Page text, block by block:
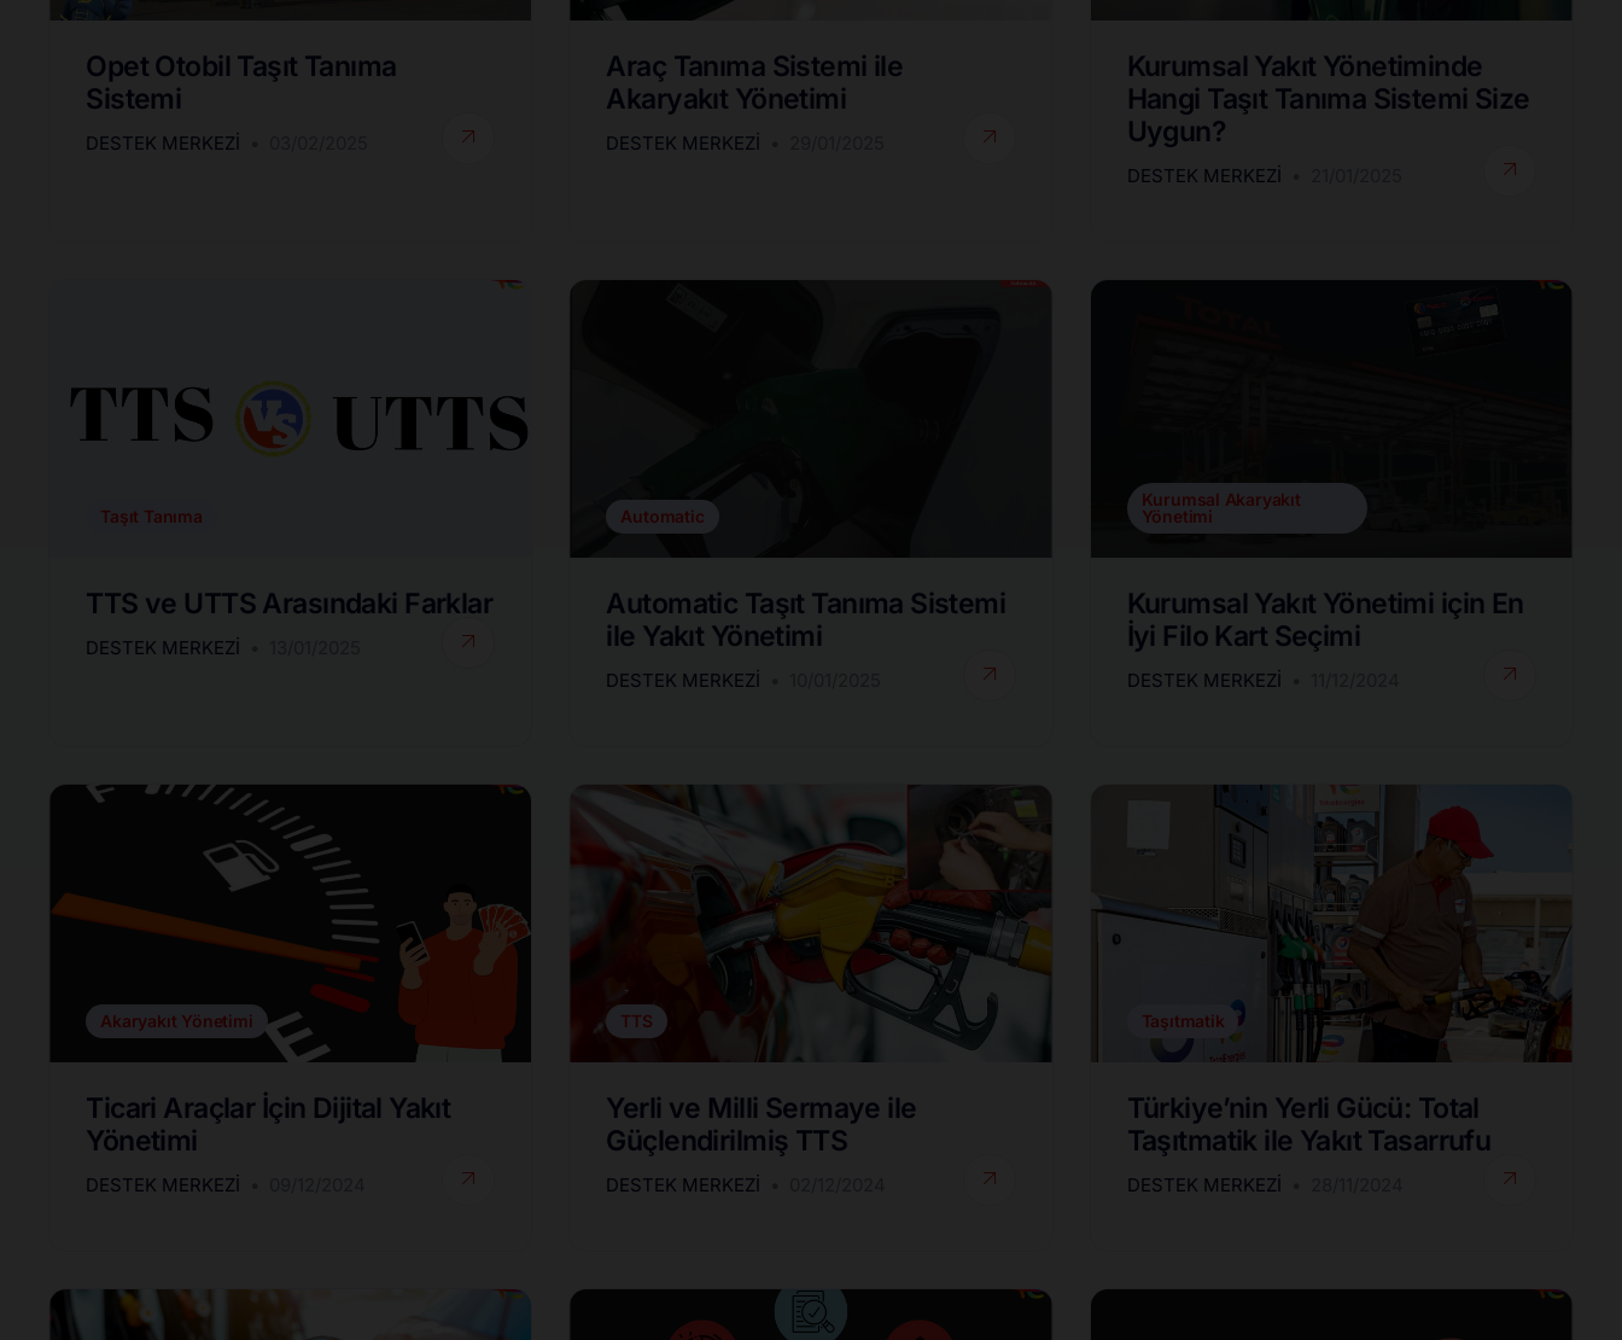
Opet Otobil Taşıt Tanıma
Sistemi
DESTEK MERKEZI
Araç Tanıma Sistemi ile
Akaryakıt Yönetimi
DESTEK MERKEZI
Kurumsal Yakıt Yönetiminde
Hangi Taşıt Tanıma Sistemi Size
Uygun?
DESTEK MERKEZI
Taşıt Tanıma
TTS ve UTTS Arasındaki Farklar
DESTEK MERKEZI
Automatic
Automatic Taşıt Tanıma Sistemi
ile Yakıt Yönetimi
DESTEK MERKEZI
Kurumsal Akaryakıt
Yönetimi
Kurumsal Yakıt Yönetimi için En
İyi Filo Kart Seçimi
DESTEK MERKEZI
Akaryakıt Yönetimi
Ticari Araçlar İçin Dijital Yakıt
Yönetimi
DESTEK MERKEZI
TTS
Yerli ve Milli Sermaye ile
Güçlendirilmiş TTS
DESTEK MERKEZI
Taşıtmatik
Türkiye’nin Yerli Gücü: Total
Taşıtmatik ile Yakıt Tasarrufu
DESTEK MERKEZI